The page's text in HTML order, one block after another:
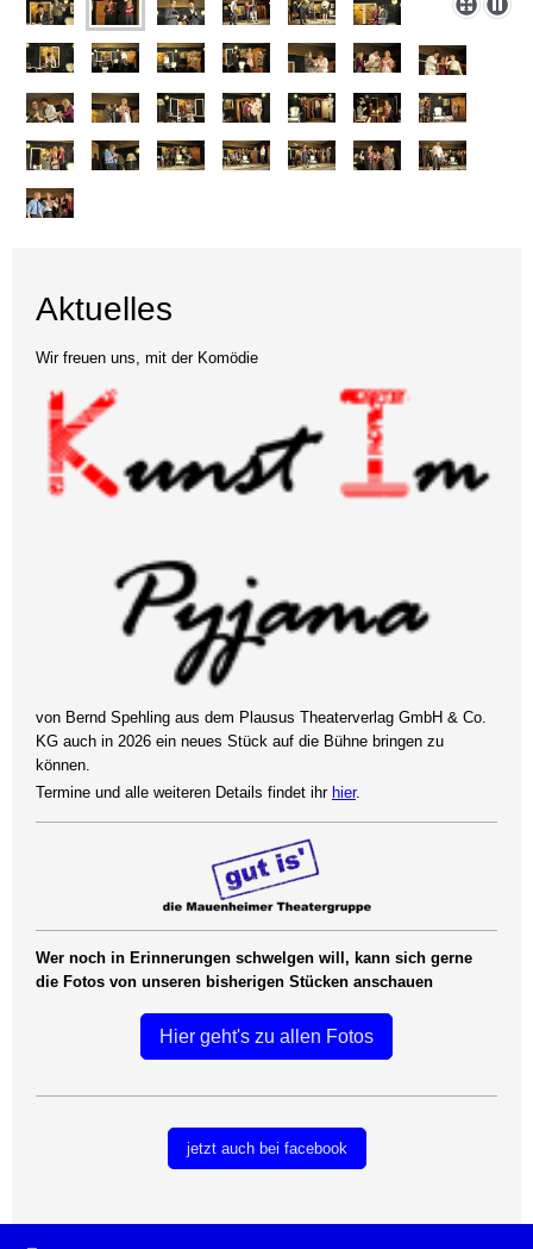
Aktuelles
Wir freuen uns, mit der Komödie
von Bernd Spehling aus dem Plausus Theaterverlag GmbH & Co.
KG auch in 2026 ein neues Stück auf die Bühne bringen zu
können.
Termine und alle weiteren Details findet ihr hier.
Wer noch in Erinnerungen schwelgen will, kann sich gerne
die Fotos von unseren bisherigen Stücken anschauen
Hier geht's zu allen Fotos
jetzt auch bei facebook